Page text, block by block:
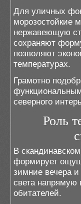
Для уличных
морозостойкие
нержавеющую
сохраняют
позволяют
температурах.
Грамотно
северного
Роль
В
формирует
зимние вечера и
света напрямую
обитателей.